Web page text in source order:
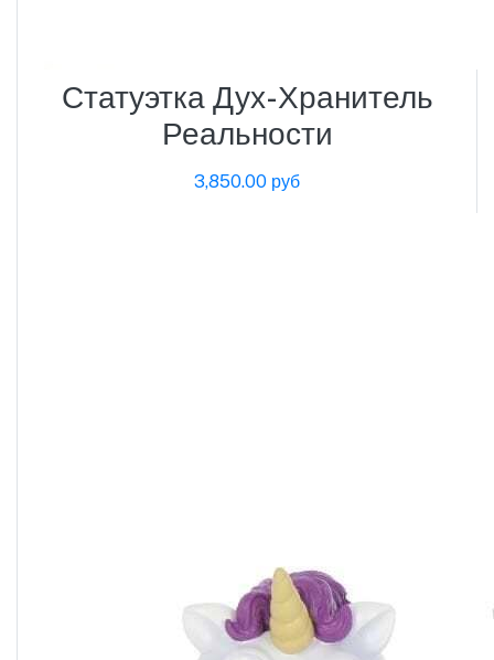
Статуэтка Дух-Хранитель
Реальности
3,850.00 руб